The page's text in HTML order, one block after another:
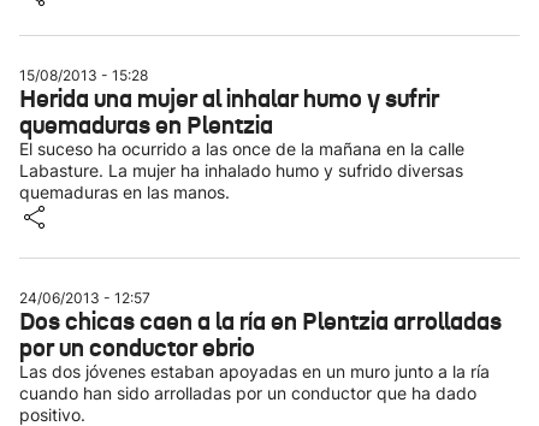
15/08/2013 - 15:28
Herida una mujer al inhalar humo y sufrir
quemaduras en Plentzia
El suceso ha ocurrido a las once de la mañana en la calle
Labasture. La mujer ha inhalado humo y sufrido diversas
quemaduras en las manos.
24/06/2013 - 12:57
Dos chicas caen a la ría en Plentzia arrolladas
por un conductor ebrio
Las dos jóvenes estaban apoyadas en un muro junto a la ría
cuando han sido arrolladas por un conductor que ha dado
positivo.